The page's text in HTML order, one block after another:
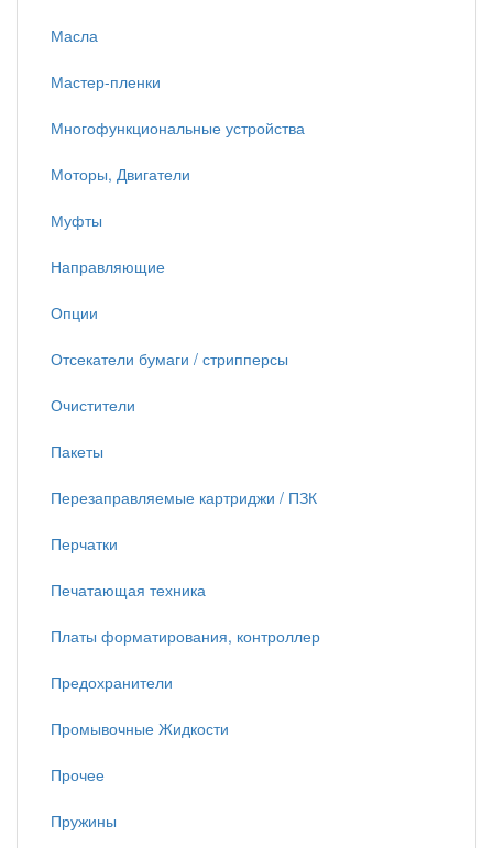
Масла
Мастер-пленки
Многофункциональные устройства
Моторы, Двигатели
Муфты
Направляющие
Опции
Отсекатели бумаги / стрипперсы
Очистители
Пакеты
Перезаправляемые картриджи / ПЗК
Перчатки
Печатающая техника
Платы форматирования, контроллер
Предохранители
Промывочные Жидкости
Прочее
Пружины